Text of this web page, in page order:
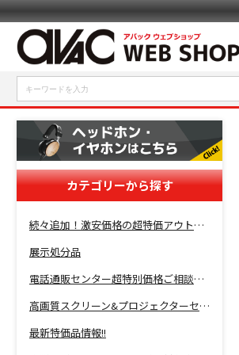
カテゴリーから探す
続々追加！激安価格の超特価アウトレットセール開催！
展示処分品
電話通販センター超特別価格ご相談コーナー！
高画質スクリーン&プロジェクターセット超特価！
最新特価品情報!!